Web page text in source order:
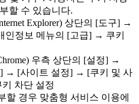
할 수 있습니다.
Explorer) 상단의 [도구] →
정보 메뉴의 [고급] → 쿠키
우측 상단의 [설정] →
] → [사이트 설정] → [쿠키 및 사
차단 설정
할 경우 맞춤형 서비스 이용에